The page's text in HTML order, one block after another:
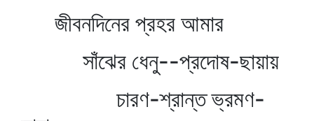
জীবনদিনের প্রহর আমার
সাঁঝের ধেনু--প্রদোষ-ছায়ায়
চারণ-শ্রান্ত ভ্রমণ-